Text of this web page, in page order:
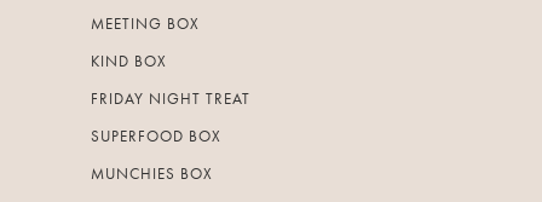
MEETING BOX
KIND BOX
FRIDAY NIGHT TREAT
SUPERFOOD BOX
MUNCHIES BOX